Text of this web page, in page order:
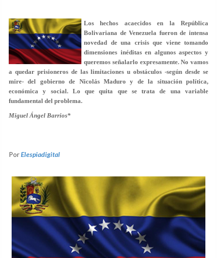
Los hechos acaecidos en la República
Bolivariana de Venezuela fueron de intensa
novedad de una crisis que viene tomando
dimensiones inéditas en algunos aspectos y
queremos señalarlo expresamente. No vamos
a quedar prisioneros de las limitaciones u obstáculos -según desde se
mire- del gobierno de Nicolás Maduro y de la situación política,
económica y social. Lo que quita que se trata de una variable
fundamental del problema.
Miguel Ángel Barrios*
PorElespiadigital